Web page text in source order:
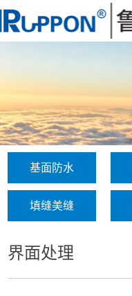
基面防水
填缝美缝
界面处理